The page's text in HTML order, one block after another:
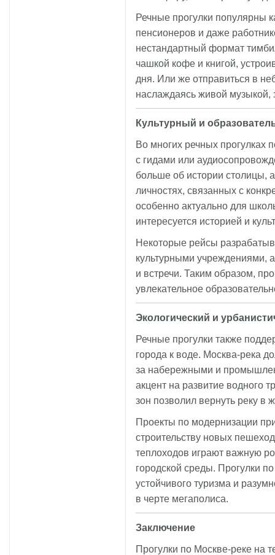
Речные прогулки популярны
пенсионеров и даже
нестандартный формат
чашкой кофе и книгой,
дня. Или же отправиться в
наслаждаясь живой
Культурный и
Во многих речных прогулках
с гидами или
больше об истории столицы,
личностях, связанных с
особенно актуально для
интересуется историей и
Некоторые рейсы
культурными учреждениями,
и встречи. Таким образом,
увлекательное
Экологический и
Речные прогулки также
города к воде. Москва-река
за набережными и
акцент на развитие водного
зон позволил вернуть реку в
Проекты по модернизации
строительству новых
теплоходов играют важную
городской среды. Прогулки
устойчивого туризма и
в черте мегаполиса.
Заключение
Прогулки по Москве-реке на